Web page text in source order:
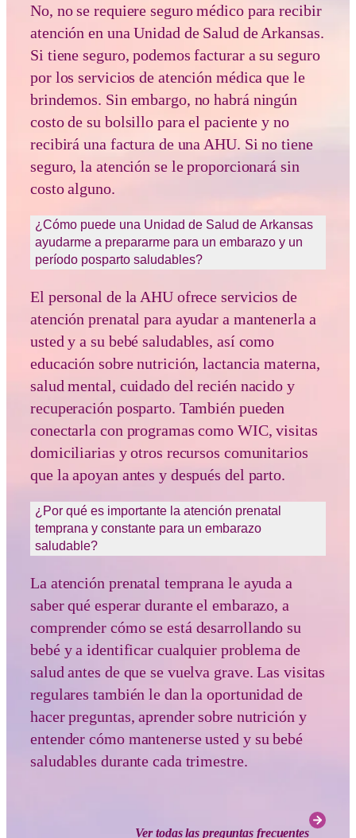
No, no se requiere seguro médico para recibir
atención en una Unidad de Salud de Arkansas.
Si tiene seguro, podemos facturar a su seguro
por los servicios de atención médica que le
brindemos. Sin embargo, no habrá ningún
costo de su bolsillo para el paciente y no
recibirá una factura de una AHU. Si no tiene
seguro, la atención se le proporcionará sin
costo alguno.
¿Cómo puede una Unidad de Salud de Arkansas
ayudarme a prepararme para un embarazo y un
período posparto saludables?
El personal de la AHU ofrece servicios de
atención prenatal para ayudar a mantenerla a
usted y a su bebé saludables, así como
educación sobre nutrición, lactancia materna,
salud mental, cuidado del recién nacido y
recuperación posparto. También pueden
conectarla con programas como WIC, visitas
domiciliarias y otros recursos comunitarios
que la apoyan antes y después del parto.
¿Por qué es importante la atención prenatal
temprana y constante para un embarazo
saludable?
La atención prenatal temprana le ayuda a
saber qué esperar durante el embarazo, a
comprender cómo se está desarrollando su
bebé y a identificar cualquier problema de
salud antes de que se vuelva grave. Las visitas
regulares también le dan la oportunidad de
hacer preguntas, aprender sobre nutrición y
entender cómo mantenerse usted y su bebé
saludables durante cada trimestre.
Ver todas las preguntas frecuentes